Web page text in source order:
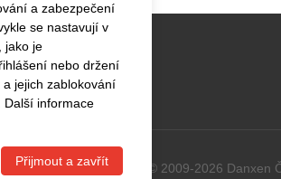
dnů
Copyright © 2009-2026 Danxen
a zabezpečení
se nastavují v
jako je
nebo držení
jejich zablokování
Další informace
Přijmout a zavřít